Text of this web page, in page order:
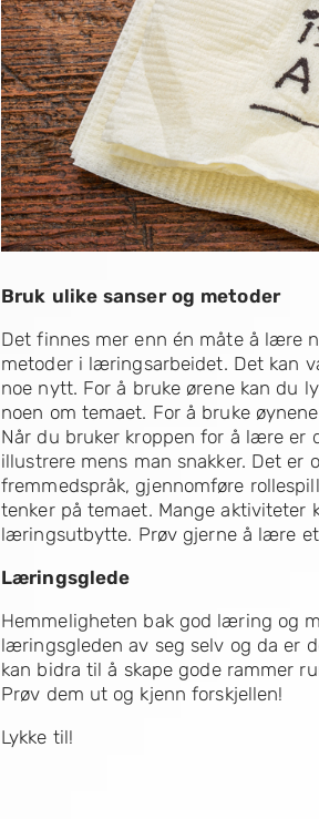
Bruk ulike sanser og metoder
Det finnes mer enn én måte å lære
metoder i læringsarbeidet. Det kan
noe nytt. For å bruke ørene kan du
noen om temaet. For å bruke
Når du bruker kroppen for å lære er
illustrere mens man snakker. Det er
fremmedspråk, gjennomføre
tenker på temaet. Mange aktiviteter
læringsutbytte. Prøv gjerne å lære
Læringsglede
Hemmeligheten bak god læring og
læringsgleden av seg selv og da er
kan bidra til å skape gode rammer
Prøv dem ut og kjenn forskjellen!
Lykke til!